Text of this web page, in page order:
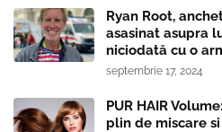
Ryan Root,
asasinat asupra
niciodată cu o
septembrie 17, 2024
PUR HAIR
plin de miscare